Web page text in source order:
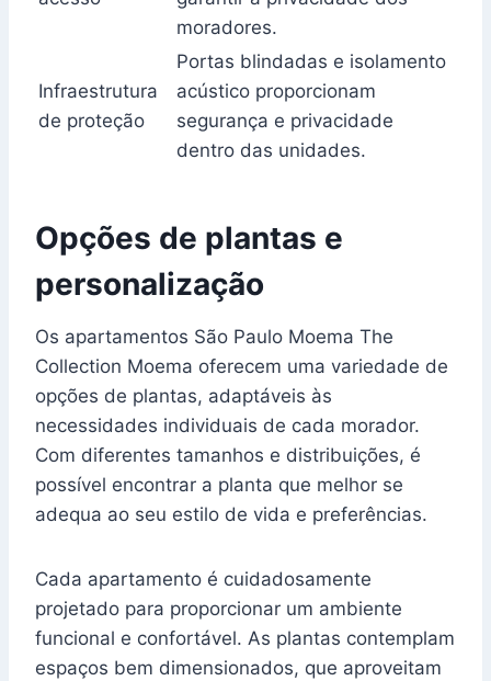
moradores.
Infraestrutura
de proteção
Portas blindadas e isolamento
acústico proporcionam
segurança e privacidade
dentro das unidades.
Opções de plantas e
personalização
Os apartamentos São Paulo Moema The
Collection Moema oferecem uma variedade de
opções de plantas, adaptáveis às
necessidades individuais de cada morador.
Com diferentes tamanhos e distribuições, é
possível encontrar a planta que melhor se
adequa ao seu estilo de vida e preferências.
Cada apartamento é cuidadosamente
projetado para proporcionar um ambiente
funcional e confortável. As plantas contemplam
espaços bem dimensionados, que aproveitam